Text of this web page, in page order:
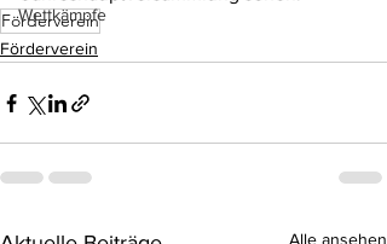
Wettkämpfe
Förderverein
Förderverein
Alle ansehen